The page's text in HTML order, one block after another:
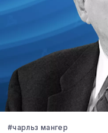
#чарльз мангер